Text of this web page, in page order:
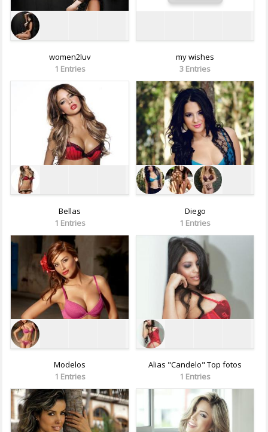
women2luv
1 Entries
my wishes
3 Entries
Bellas
1 Entries
Diego
1 Entries
Modelos
1 Entries
Alias "Candelo" Top fotos
1 Entries